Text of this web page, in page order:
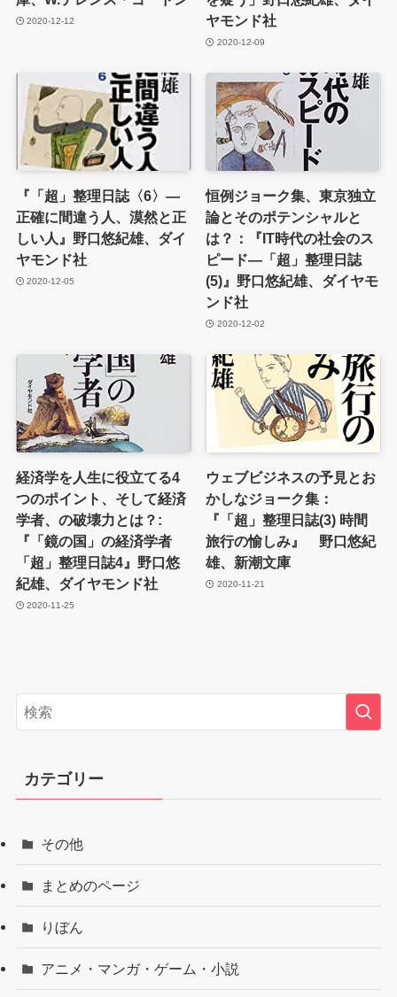
2020-12-12
ヤモンド社
2020-12-09
『「超」整理日誌〈6〉―
正確に間違う人、漠然と正
しい人』野口悠紀雄、ダイ
ヤモンド社
2020-12-05
恒例ジョーク集、東京独立
論とそのポテンシャルと
は？：『IT時代の社会のス
ピード―「超」整理日誌
(5)』野口悠紀雄、ダイヤモ
ンド社
2020-12-02
経済学を人生に役立てる4
つのポイント、そして経済
学者、の破壊力とは？:
『「鏡の国」の経済学者
「超」整理日誌4』野口悠
紀雄、ダイヤモンド社
2020-11-25
ウェブビジネスの予見とお
かしなジョーク集：
『「超」整理日誌(3) 時間
旅行の愉しみ』 野口悠紀
雄、新潮文庫
2020-11-21
カテゴリー
その他
まとめのページ
りぼん
アニメ・マンガ・ゲーム・小説